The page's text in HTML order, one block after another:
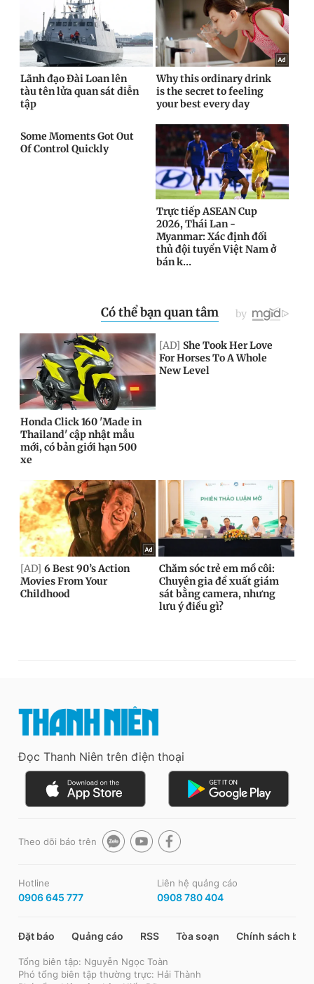
Đọc Thanh Niên trên điện thoại
Theo dõi báo trên
Hotline
0906 645 777
Liên hệ quảng cáo
0908 780 404
Đặt báo Quảng cáo RSS Tòa soạn Chính sách bảo
Tổng biên tập: Nguyễn Ngọc Toàn
Phó tổng biên tập thường trực: Hải Thành